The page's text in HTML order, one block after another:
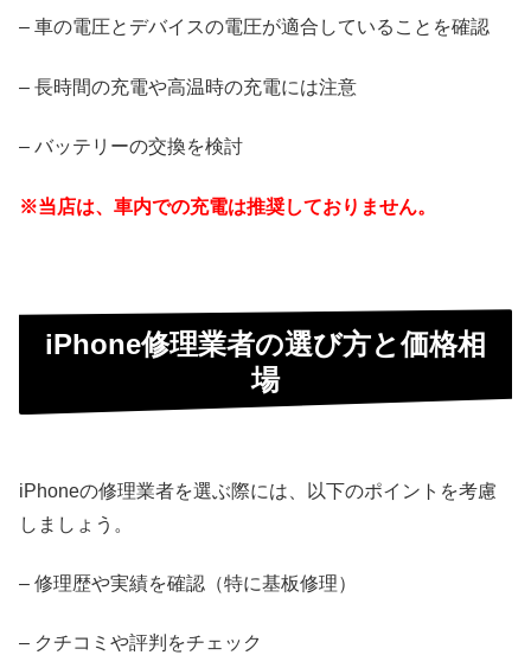
– 車の電圧とデバイスの電圧が適合していることを確認
– 長時間の充電や高温時の充電には注意
– バッテリーの交換を検討
※当店は、車内での充電は推奨しておりません。
iPhone修理業者の選び方と価格相
場
iPhoneの修理業者を選ぶ際には、以下のポイントを考慮
しましょう。
– 修理歴や実績を確認（特に基板修理）
– クチコミや評判をチェック